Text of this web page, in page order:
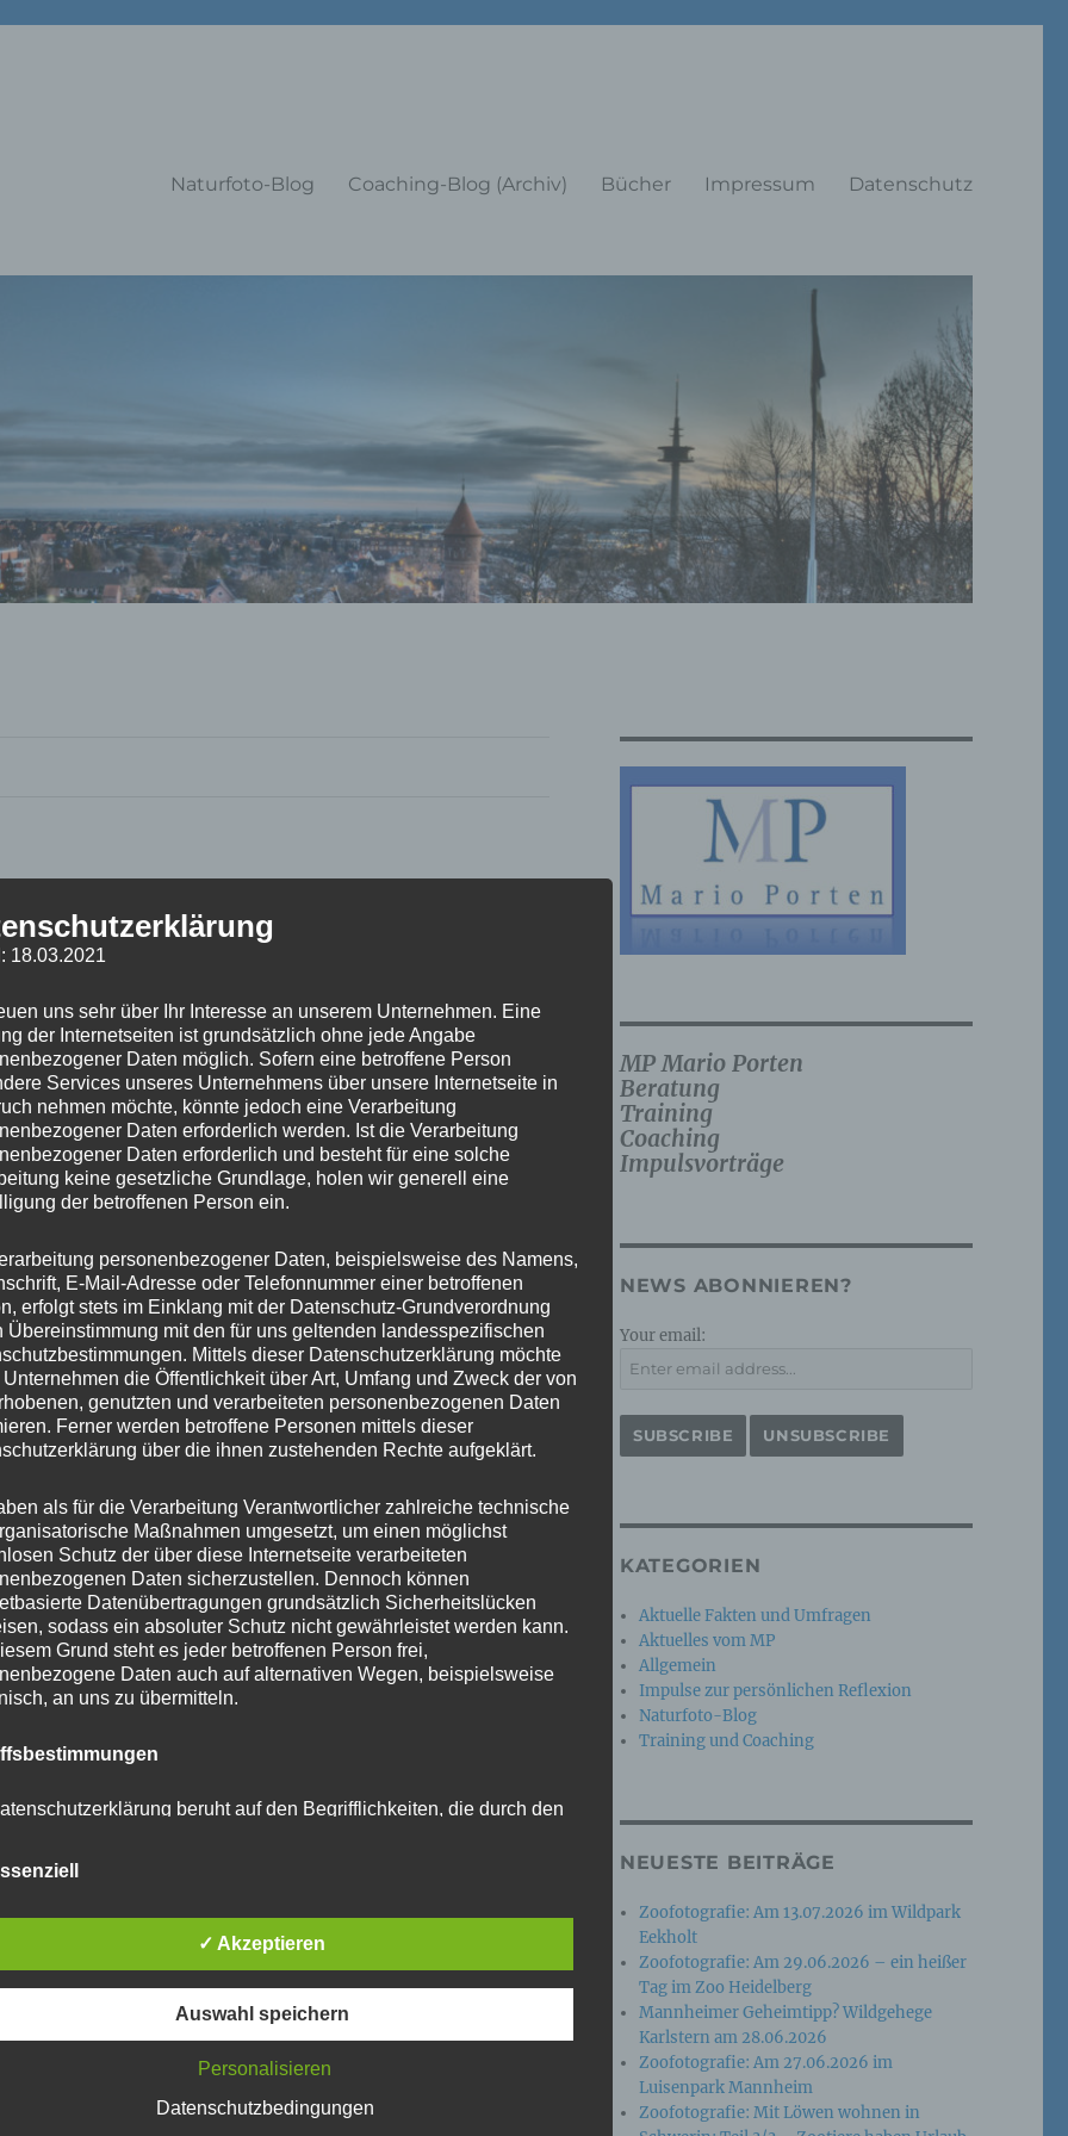
Naturfoto-Blog Coaching-Blog (Archiv) Bücher Impressum Datenschutz
abzugeben.
reduzieren.
MP Mario Porten
Beratung
Training
Coaching
Impulsvorträge
NEWS ABONNIEREN?
Your email:
KATEGORIEN
Aktuelle Fakten und Umfragen
Aktuelles vom MP
Allgemein
Impulse zur persönlichen Reflexion
Naturfoto-Blog
Training und Coaching
NEUESTE BEITRÄGE
Zoofotografie: Am 13.07.2026 im Wildpark
Eekholt
Zoofotografie: Am 29.06.2026 – ein heißer
Tag im Zoo Heidelberg
Mannheimer Geheimtipp? Wildgehege
Karlstern am 28.06.2026
Zoofotografie: Am 27.06.2026 im
Luisenpark Mannheim
Zoofotografie: Mit Löwen wohnen in
18.03.2021
uns sehr über Ihr Interesse an unserem Unternehmen. Eine
der Internetseiten ist grundsätzlich ohne jede Angabe
Daten möglich. Sofern eine betroffene Person
Services unseres Unternehmens über unsere Internetseite in
nehmen möchte, könnte jedoch eine Verarbeitung
Daten erforderlich werden. Ist die Verarbeitung
Daten erforderlich und besteht für eine solche
keine gesetzliche Grundlage, holen wir generell eine
der betroffenen Person ein.
personenbezogener Daten, beispielsweise des Namens,
E-Mail-Adresse oder Telefonnummer einer betroffenen
erfolgt stets im Einklang mit der Datenschutz-Grundverordnung
Übereinstimmung mit den für uns geltenden landesspezifischen
Mittels dieser Datenschutzerklärung möchte
Unternehmen die Öffentlichkeit über Art, Umfang und Zweck der von
genutzten und verarbeiteten personenbezogenen Daten
Ferner werden betroffene Personen mittels dieser
über die ihnen zustehenden Rechte aufgeklärt.
als für die Verarbeitung Verantwortlicher zahlreiche technische
Maßnahmen umgesetzt, um einen möglichst
Schutz der über diese Internetseite verarbeiteten
Daten sicherzustellen. Dennoch können
Datenübertragungen grundsätzlich Sicherheitslücken
sodass ein absoluter Schutz nicht gewährleistet werden kann.
Grund steht es jeder betroffenen Person frei,
Daten auch auf alternativen Wegen, beispielsweise
an uns zu übermitteln.
beruht auf den Begrifflichkeiten, die durch den
Grundverordnung (DS-GVO) verwendet wurden. Unsere
soll sowohl für die Öffentlichkeit als auch für unsere
gewährleisten, möchten wir vorab die verwendeten
in dieser Datenschutzerklärung unter anderem die
✓ Akzeptieren
Auswahl speichern
Personalisieren
Datenschutzbedingungen